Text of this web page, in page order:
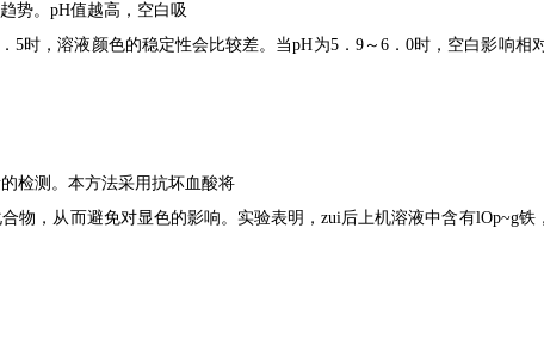
势。pH值越高，空白吸
．5时，溶液颜色的稳定性会比较差。当pH为5． 9～ 6．0时，空白影响相
检测。本方法采用抗坏血酸将
物，从而避免对显色的影响。实验表明，zui后上机溶液中含有lOp~g铁